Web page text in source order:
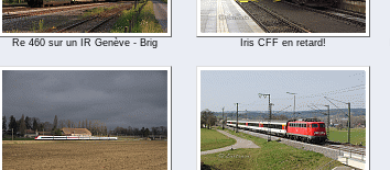
Re 460 sur un IR Genève - Brig Iris CFF en retard!